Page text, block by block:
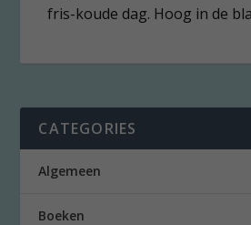
fris-koude dag. Hoog in de
CATEGORIES
Algemeen
Boeken